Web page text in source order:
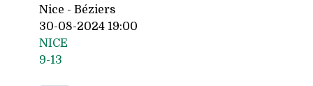
Nice - Béziers
30-08-2024 19:00
NICE
9-13